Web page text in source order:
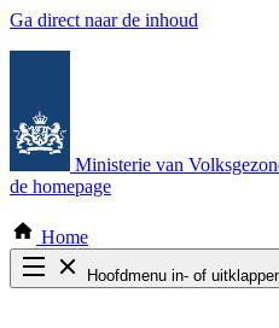
Ga direct naar de inhoud
Ministerie van
de homepage
Home
Hoofdmenu in- of